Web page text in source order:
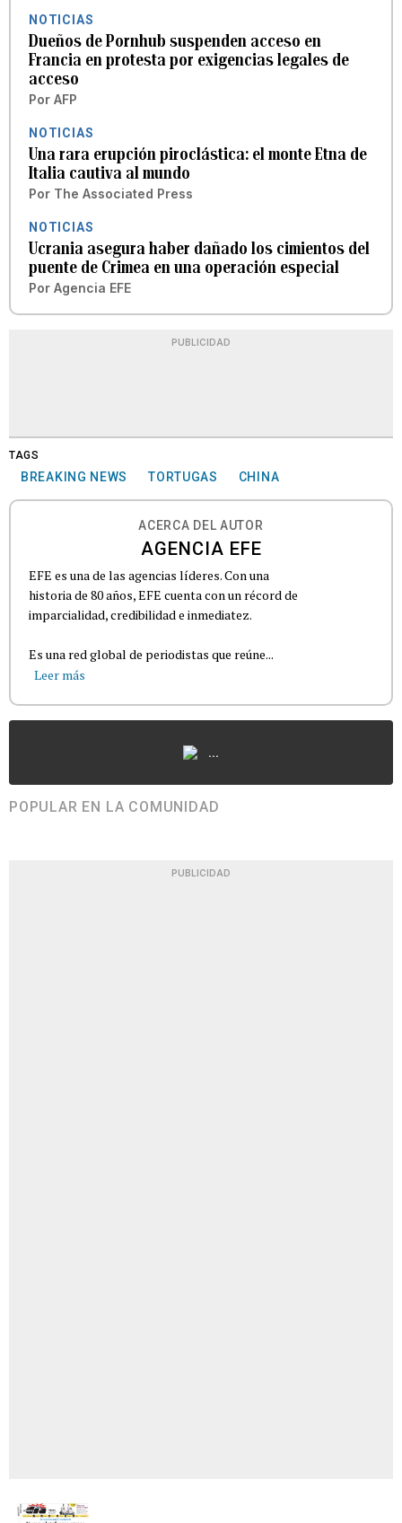
NOTICIAS
Dueños de Pornhub suspenden acceso en
Francia en protesta por exigencias legales de
acceso
Por AFP
NOTICIAS
Una rara erupción piroclástica: el monte Etna de
Italia cautiva al mundo
Por The Associated Press
NOTICIAS
Ucrania asegura haber dañado los cimientos del
puente de Crimea en una operación especial
Por Agencia EFE
PUBLICIDAD
TAGS
BREAKING NEWS TORTUGAS CHINA
ACERCA DEL AUTOR
AGENCIA EFE
EFE es una de las agencias líderes. Con una
historia de 80 años, EFE cuenta con un récord de
imparcialidad, credibilidad e inmediatez.
Es una red global de periodistas que reúne...
Leer más
...
POPULAR EN LA COMUNIDAD
PUBLICIDAD